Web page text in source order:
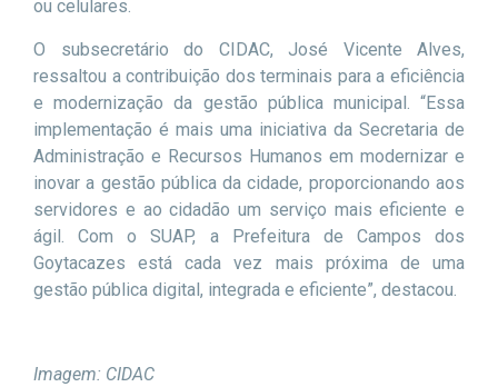
ou celulares.
O subsecretário do CIDAC, José Vicente Alves,
ressaltou a contribuição dos terminais para a eficiência
e modernização da gestão pública municipal. “Essa
implementação é mais uma iniciativa da Secretaria de
Administração e Recursos Humanos em modernizar e
inovar a gestão pública da cidade, proporcionando aos
servidores e ao cidadão um serviço mais eficiente e
ágil. Com o SUAP, a Prefeitura de Campos dos
Goytacazes está cada vez mais próxima de uma
gestão pública digital, integrada e eficiente”, destacou.
Imagem: CIDAC